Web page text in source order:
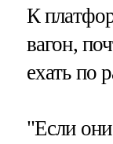
К
вагон,
ехать по
"Если